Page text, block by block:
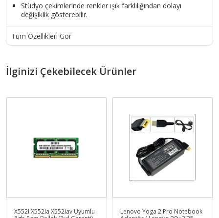
Stüdyo çekimlerinde renkler ışık farklılığından dolayı
değişiklik gösterebilir.
Tüm Özellikleri Gör
İlginizi Çekebilecek Ürünler
X552l X552la X552lav Uyumlu
Lenovo Yoga 2 Pro Notebook